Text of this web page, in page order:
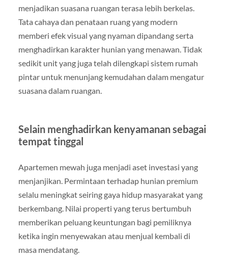
menjadikan suasana ruangan terasa lebih berkelas.
Tata cahaya dan penataan ruang yang modern
memberi efek visual yang nyaman dipandang serta
menghadirkan karakter hunian yang menawan. Tidak
sedikit unit yang juga telah dilengkapi sistem rumah
pintar untuk menunjang kemudahan dalam mengatur
suasana dalam ruangan.
Selain menghadirkan kenyamanan sebagai
tempat tinggal
Apartemen mewah juga menjadi aset investasi yang
menjanjikan. Permintaan terhadap hunian premium
selalu meningkat seiring gaya hidup masyarakat yang
berkembang. Nilai properti yang terus bertumbuh
memberikan peluang keuntungan bagi pemiliknya
ketika ingin menyewakan atau menjual kembali di
masa mendatang.